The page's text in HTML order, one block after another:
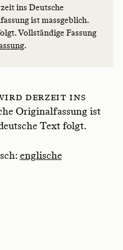
ins Deutsche
ist massgeblich.
Vollständige Fassung
.
derzeit ins
Originalfassung ist
Text folgt.
englische